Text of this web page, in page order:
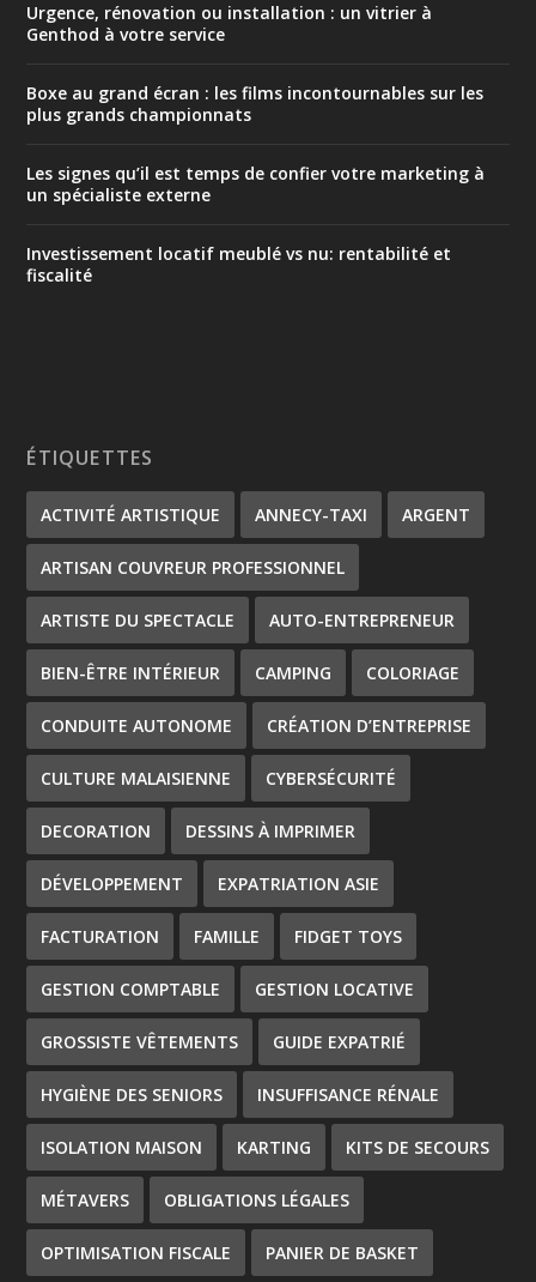
Urgence, rénovation ou installation : un vitrier à
Genthod à votre service
Boxe au grand écran : les films incontournables sur les
plus grands championnats
Les signes qu’il est temps de confier votre marketing à
un spécialiste externe
Investissement locatif meublé vs nu: rentabilité et
fiscalité
ÉTIQUETTES
ACTIVITÉ ARTISTIQUE ANNECY-TAXI ARGENT
ARTISAN COUVREUR PROFESSIONNEL
ARTISTE DU SPECTACLE AUTO-ENTREPRENEUR
BIEN-ÊTRE INTÉRIEUR CAMPING COLORIAGE
CONDUITE AUTONOME CRÉATION D’ENTREPRISE
CULTURE MALAISIENNE CYBERSÉCURITÉ
DECORATION DESSINS À IMPRIMER
DÉVELOPPEMENT EXPATRIATION ASIE
FACTURATION FAMILLE FIDGET TOYS
GESTION COMPTABLE GESTION LOCATIVE
GROSSISTE VÊTEMENTS GUIDE EXPATRIÉ
HYGIÈNE DES SENIORS INSUFFISANCE RÉNALE
ISOLATION MAISON KARTING KITS DE SECOURS
MÉTAVERS OBLIGATIONS LÉGALES
OPTIMISATION FISCALE PANIER DE BASKET